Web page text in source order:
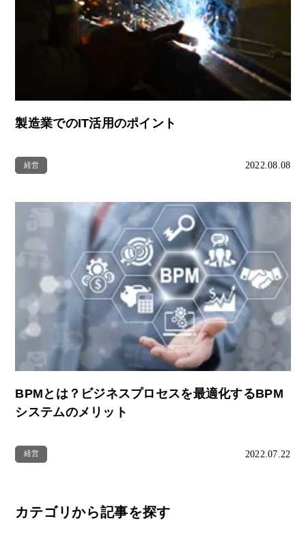
製造業でのIT活用のポイント
経営 2022.08.08
BPMとは？ビジネスプロセスを最適化するBPM
システムのメリット
経営 2022.07.22
カテゴリから記事を探す